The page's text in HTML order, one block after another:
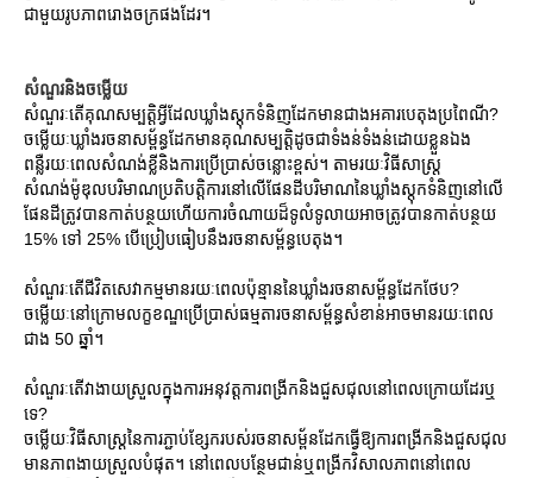
ជាមួយរូបភាពរោងចក្រផងដែរ។
សំណួរនិងចម្លើយ
សំណួរៈតើគុណសម្បត្តិអ្វីដែលឃ្លាំងស្តុកទំនិញដែកមានជាងអគារបេតុងប្រពៃណី?
ចម្លើយៈឃ្លាំងរចនាសម្ព័ន្ធដែកមានគុណសម្បត្តិដូចជាទំងន់ទំងន់ដោយខ្លួនឯង
ពន្លឺរយៈពេលសំណង់ខ្លីនិងការប្រើប្រាស់ចន្លោះខ្ពស់។ តាមរយៈវិធីសាស្រ្ត
សំណង់ម៉ូឌុលបរិមាណប្រតិបត្តិការនៅលើផែនដីបរិមាណនៃឃ្លាំងស្តុកទំនិញនៅលើ
ផែនដីត្រូវបានកាត់បន្ថយហើយការចំណាយដ៏ទូលំទូលាយអាចត្រូវបានកាត់បន្ថយ
15% ទៅ 25% បើប្រៀបធៀបនឹងរចនាសម្ព័ន្ធបេតុង។
សំណួរៈតើជីវិតសេវាកម្មមានរយៈពេលប៉ុន្មាននៃឃ្លាំងរចនាសម្ព័ន្ធដែកថែប?
ចម្លើយៈនៅក្រោមលក្ខខណ្ឌប្រើប្រាស់ធម្មតារចនាសម្ព័ន្ធសំខាន់អាចមានរយៈពេល
ជាង 50 ឆ្នាំ។
សំណួរៈតើវាងាយស្រួលក្នុងការអនុវត្តការពង្រីកនិងជួសជុលនៅពេលក្រោយដែរឬ
ទេ?
ចម្លើយៈវិធីសាស្រ្តនៃការភ្ជាប់ខ្សែករបស់រចនាសម្ព័នដែកធ្វើឱ្យការពង្រីកនិងជួសជុល
មានភាពងាយស្រួលបំផុត។ នៅពេលបន្ថែមជាន់ឬពង្រីកវិសាលភាពនៅពេល